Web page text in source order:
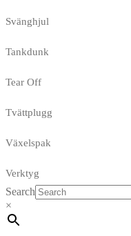
Svänghjul
Tankdunk
Tear Off
Tvättplugg
Växelspak
Verktyg
Search
×